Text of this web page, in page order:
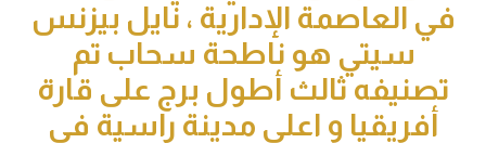
الإدارية ، نايل بيزنس
سيتي هو ناطحة سحاب تم
ثالث أطول برج على قارة
و اعلى مدينة راسية في